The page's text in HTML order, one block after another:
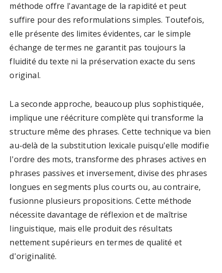
méthode offre l'avantage de la rapidité et peut
suffire pour des reformulations simples. Toutefois,
elle présente des limites évidentes, car le simple
échange de termes ne garantit pas toujours la
fluidité du texte ni la préservation exacte du sens
original.
La seconde approche, beaucoup plus sophistiquée,
implique une réécriture complète qui transforme la
structure même des phrases. Cette technique va bien
au-delà de la substitution lexicale puisqu'elle modifie
l'ordre des mots, transforme des phrases actives en
phrases passives et inversement, divise des phrases
longues en segments plus courts ou, au contraire,
fusionne plusieurs propositions. Cette méthode
nécessite davantage de réflexion et de maîtrise
linguistique, mais elle produit des résultats
nettement supérieurs en termes de qualité et
d'originalité.